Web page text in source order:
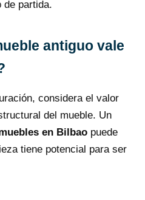
de partida.
antiguo vale
considera el valor
del mueble. Un
en Bilbao puede
tiene potencial para ser